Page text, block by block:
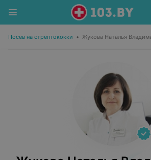
Посев на стрептококки • Жукова Наталья